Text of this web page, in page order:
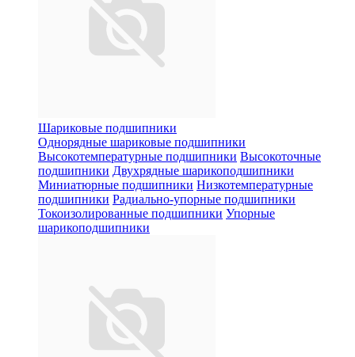
Шариковые подшипники
Однорядные шариковые подшипники
Высокотемпературные подшипники Высокоточные
подшипники Двухрядные шарикоподшипники
Миниатюрные подшипники Низкотемпературные
подшипники Радиально-упорные подшипники
Токоизолированные подшипники Упорные
шарикоподшипники